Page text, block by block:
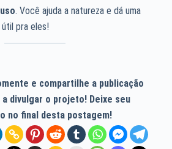
. Você ajuda a natureza e dá uma
pra eles!
e compartilhe a publicação
divulgar o projeto! Deixe seu
no final desta postagem!